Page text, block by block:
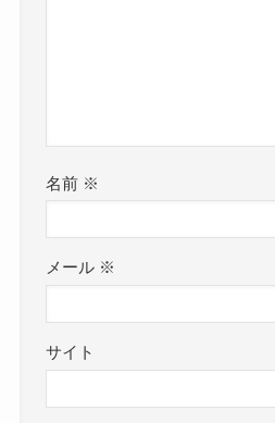
名前 ※
メール ※
サイト